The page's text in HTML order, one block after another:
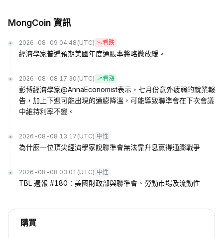
MongCoin 資訊
2026-08-09 04:48 (UTC) 看跌
經濟學家普遍預期美國年度通脹率將略微放緩。
2026-08-08 17:30 (UTC) 看漲
彭博經濟學家@AnnaEconomist表示，七月份意外疲弱的就業報
告，加上下週可能出現的通膨降溫，可能導致聯準會在下次會議
中維持利率不變。
2026-08-08 13:17 (UTC) 中性
為什麼一位頂尖經濟學家說聯準會無法靠升息贏得通膨戰爭
2026-08-08 03:01 (UTC) 中性
TBL 週報 #180：美國財政部與聯準會、勞動市場及流動性
購買